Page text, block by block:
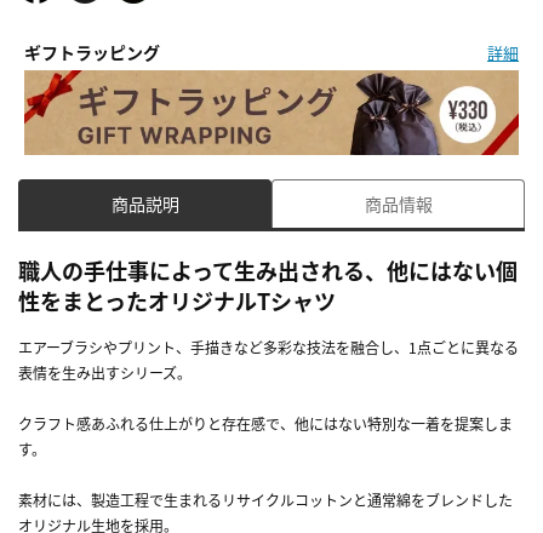
ギフトラッピング 詳細
商品説明 商品情報
職人の手仕事によって生み出される、他にはない個
性をまとったオリジナルTシャツ
エアーブラシやプリント、手描きなど多彩な技法を融合し、1点ごとに異なる
表情を生み出すシリーズ。
クラフト感あふれる仕上がりと存在感で、他にはない特別な一着を提案しま
す。
素材には、製造工程で生まれるリサイクルコットンと通常綿をブレンドした
オリジナル生地を採用。